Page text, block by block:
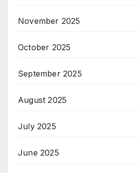
November 2025
October 2025
September 2025
August 2025
July 2025
June 2025